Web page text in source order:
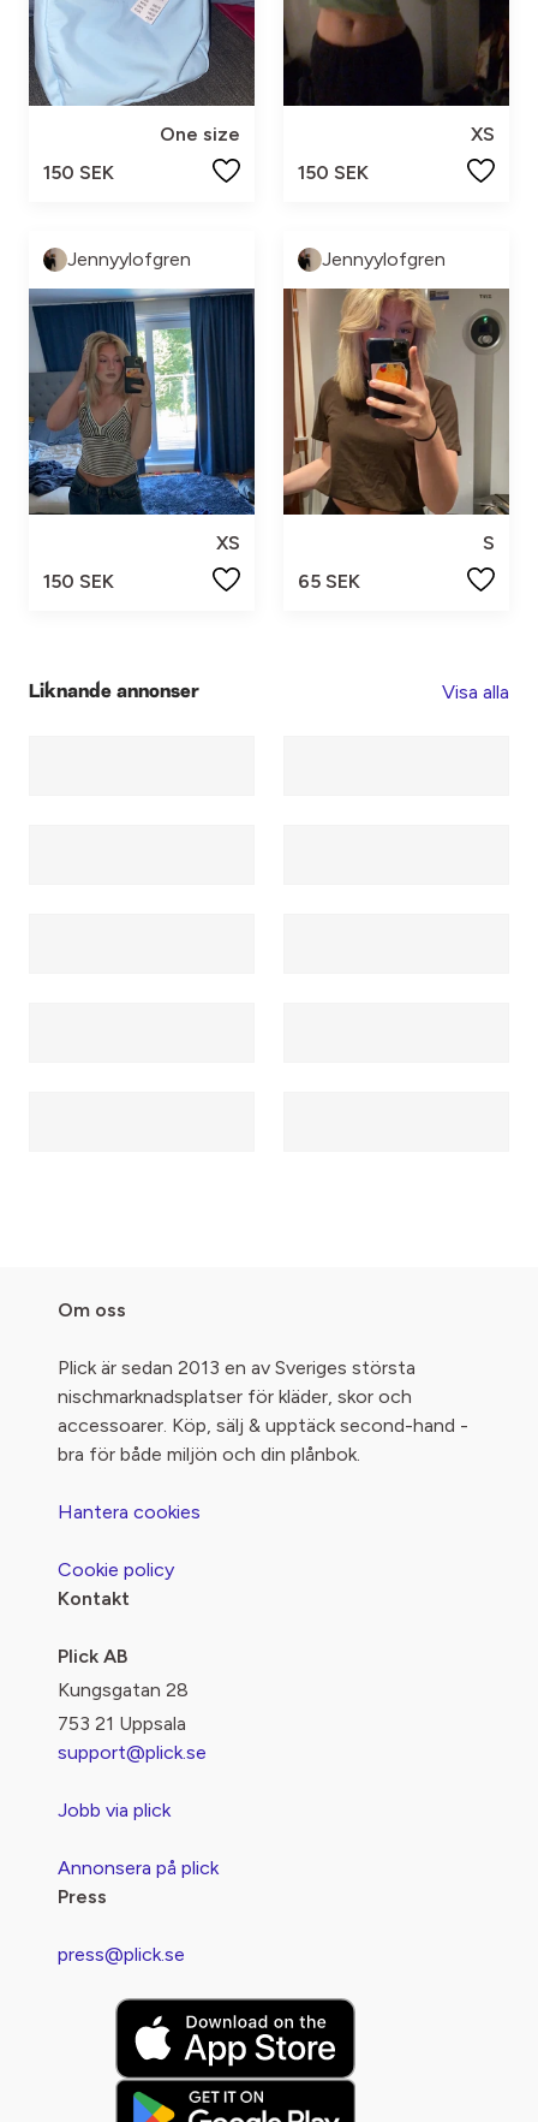
One size
150 SEK
XS
150 SEK
Jennyylofgren
XS
150 SEK
Jennyylofgren
S
65 SEK
Liknande annonser Visa alla
Om oss
Plick är sedan 2013 en av Sveriges största
nischmarknadsplatser för kläder, skor och
accessoarer. Köp, sälj & upptäck second-hand -
bra för både miljön och din plånbok.
Hantera cookies
Cookie policy
Kontakt
Plick AB
Kungsgatan 28
753 21 Uppsala
support@plick.se
Jobb via plick
Annonsera på plick
Press
press@plick.se